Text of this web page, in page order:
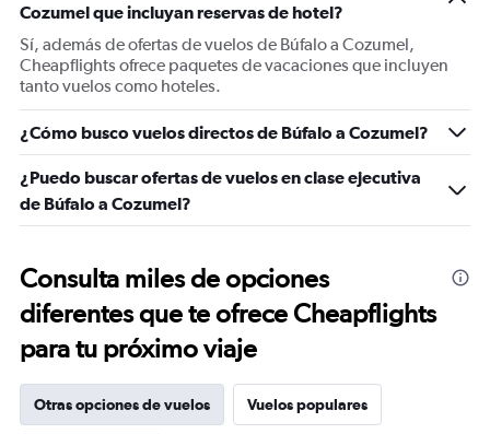
Cozumel que incluyan reservas de hotel?
Sí, además de ofertas de vuelos de Búfalo a Cozumel,
Cheapflights ofrece paquetes de vacaciones que incluyen
tanto vuelos como hoteles.
¿Cómo busco vuelos directos de Búfalo a Cozumel?
¿Puedo buscar ofertas de vuelos en clase ejecutiva
de Búfalo a Cozumel?
Consulta miles de opciones
diferentes que te ofrece Cheapflights
para tu próximo viaje
Otras opciones de vuelos Vuelos populares